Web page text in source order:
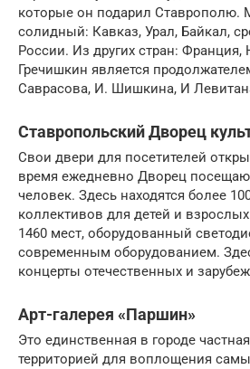
которые он подарил Ставрополю.
солидный: Кавказ, Урал, Байкал,
России. Из других стран: Франция,
Гречишкин является
Саврасова, И. Шишкина, И
Ставропольский Дворец
Свои двери для посетителей
время ежедневно Дворец
человек. Здесь находятся более
коллективов для детей и
1460 мест, оборудованный
современным оборудованием.
концерты отечественных и
Арт-галерея «Паршин»
Это единственная в городе
территорией для воплощения